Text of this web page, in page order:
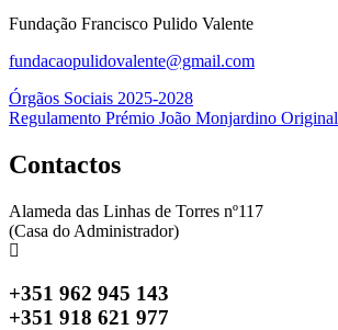
Fundação Francisco Pulido Valente
fundacaopulidovalente@gmail.com
Navegação
de
artigos
Órgãos Sociais 2025-2028
Regulamento Prémio João Monjardino Original
Contactos
Alameda das Linhas de Torres nº117
(Casa do Administrador)
+351 962 945 143
+351 918 621 977